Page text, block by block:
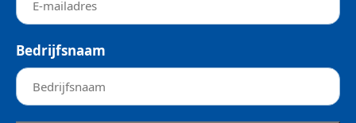
Bedrijfsnaam